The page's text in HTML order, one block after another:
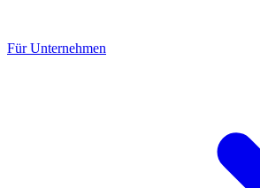
Für Unternehmen